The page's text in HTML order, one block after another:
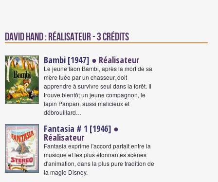
David Hand : Réalisateur - 3 crédits
Bambi [1947] ● Réalisateur
Le jeune faon Bambi, après la mort de sa
mère tuée par un chasseur, doit
apprendre à survivre seul dans la forêt. Il
trouve bientôt un jeune compagnon, le
lapin Panpan, aussi malicieux et
débrouillard…
Fantasia # 1 [1946] ●
Réalisateur
Fantasia exprime l'accord parfait entre la
musique et les plus étonnantes scènes
d'animation, dans la plus pure tradition de
la magie Disney.